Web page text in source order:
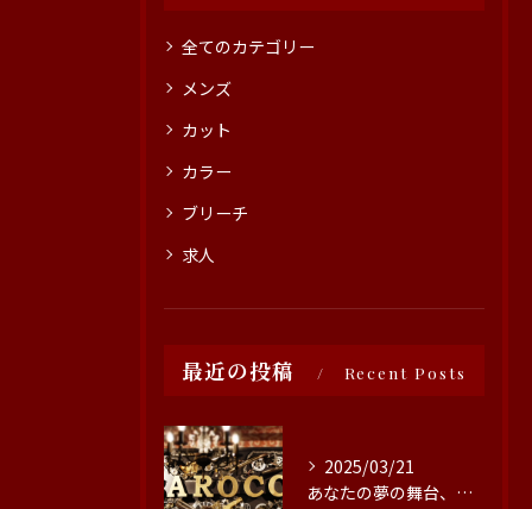
全てのカテゴリー
メンズ
カット
カラー
ブリーチ
求人
最近の投稿 Recent Posts
2025/03/21
あなたの夢の舞台、ここにあります！豊田市の美容院では、情熱を...